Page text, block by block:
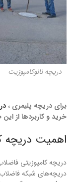
دریچه نانوکامپوزیت
برای دریچه پلیمری ،
خرید و کاربردها از
اهمیت دریچه
دریچه کامپوزیتی
دریچه‌های شبکه